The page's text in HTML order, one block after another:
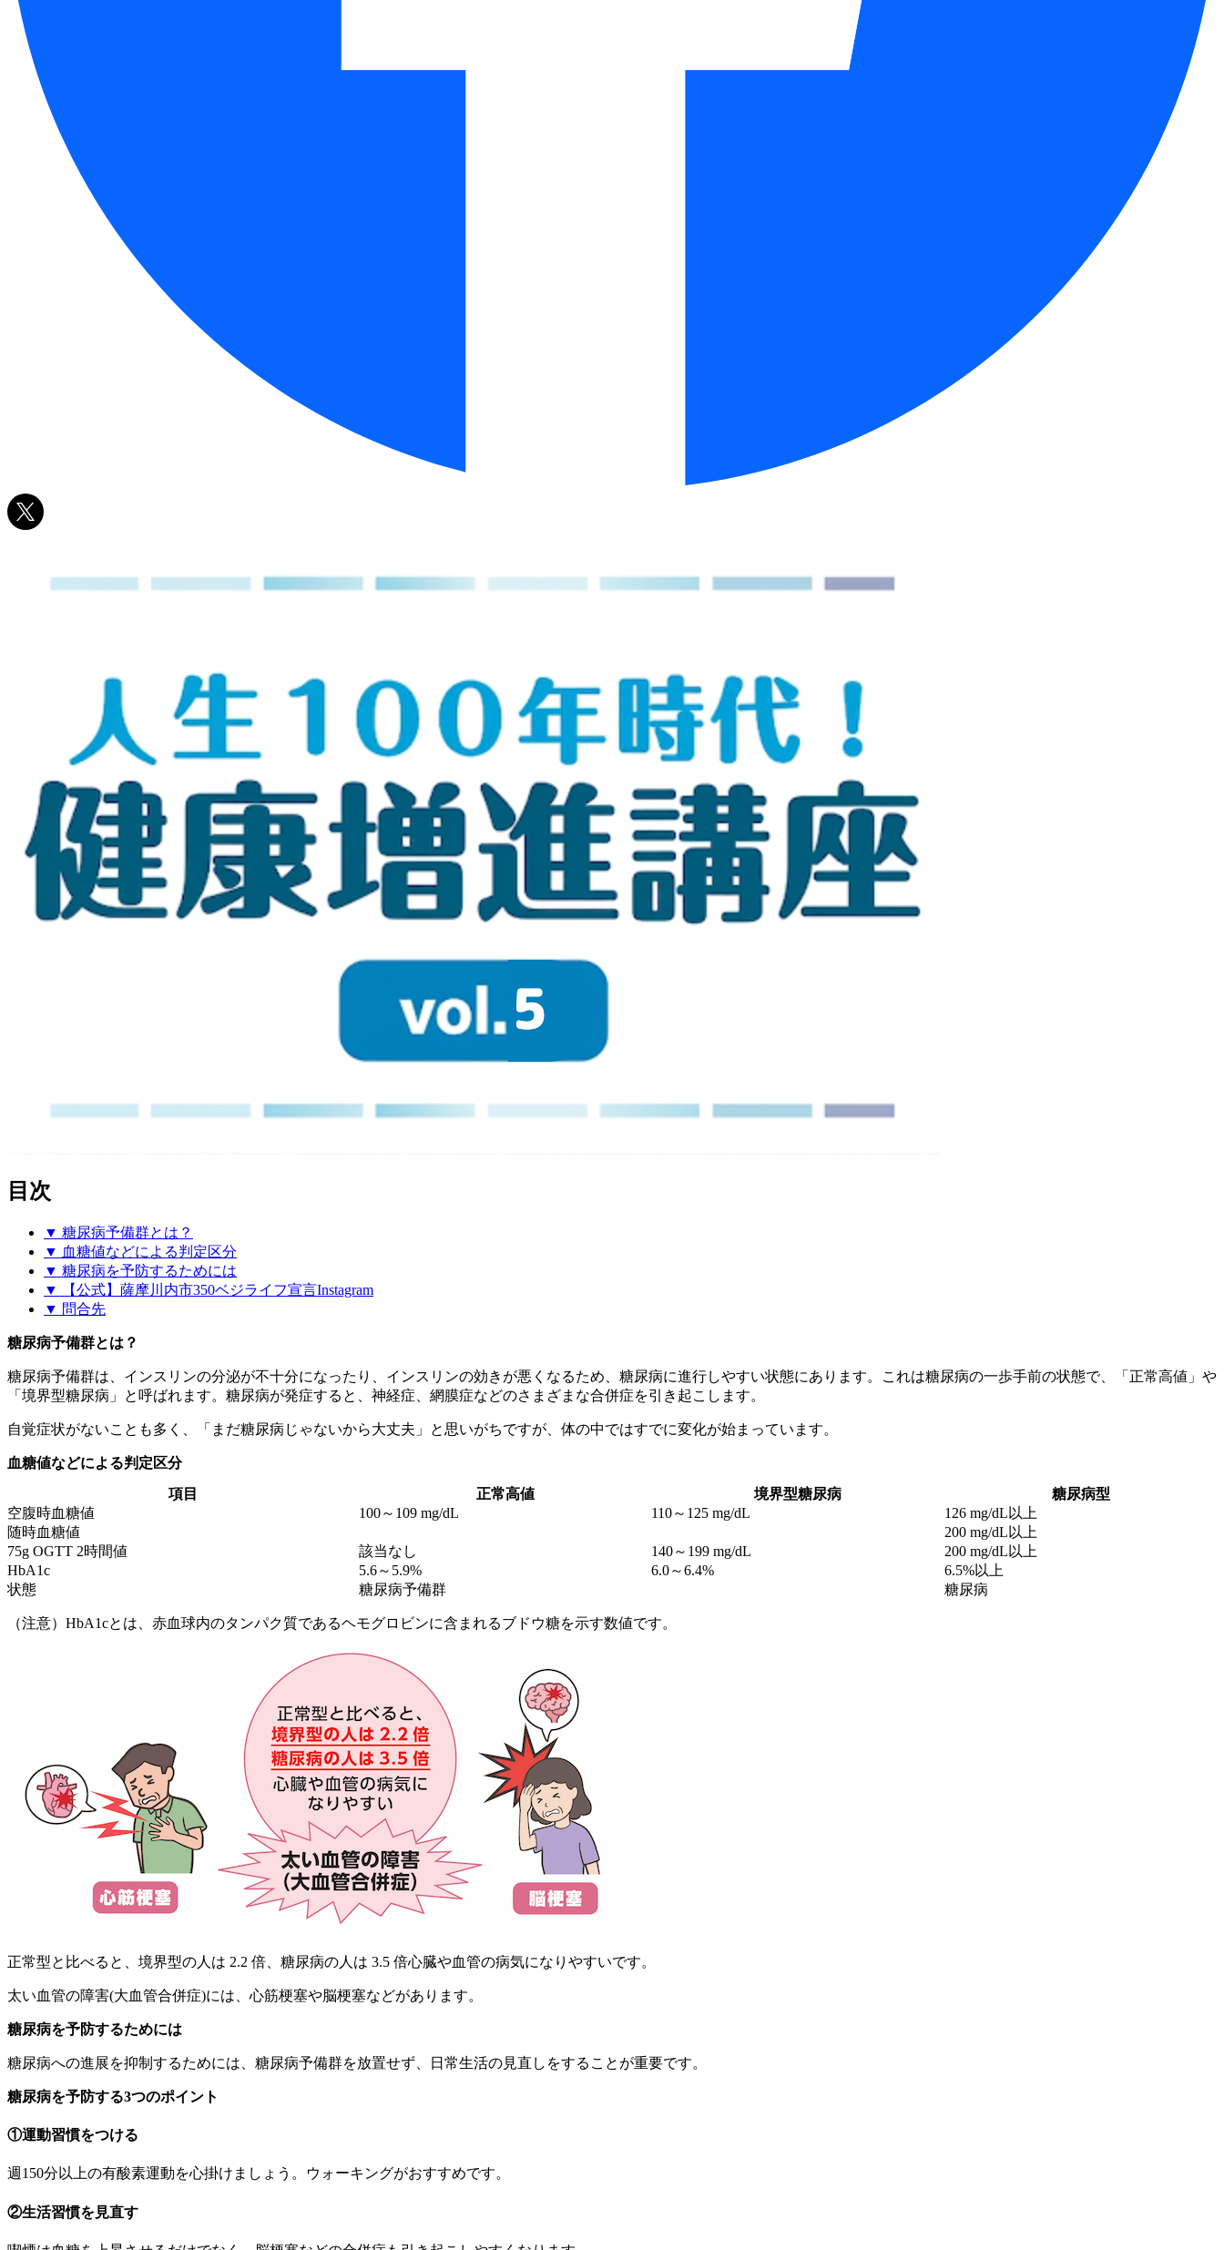
目次
▼ 糖尿病予備群とは？
▼ 血糖値などによる判定区分
▼ 糖尿病を予防するためには
▼ 【公式】薩摩川内市350ベジライフ宣言Instagram
▼ 問合先
糖尿病予備群とは？
糖尿病予備群は、インスリンの分泌が不十分になったり、インスリンの効きが悪くなるため、糖尿病に進行しやすい状態にあります。これは糖尿病の一歩手前の状態で、「正常高値」や
「境界型糖尿病」と呼ばれます。糖尿病が発症すると、神経症、網膜症などのさまざまな合併症を引き起こします。
自覚症状がないことも多く、「まだ糖尿病じゃないから大丈夫」と思いがちですが、体の中ではすでに変化が始まっています。
血糖値などによる判定区分
項目 正常高値 境界型糖尿病
糖尿病型
空腹時血糖値
100～109 mg/dL 110～125 mg/dL
126 mg/dL以上
随時血糖値
200 mg/dL以上
75g OGTT 2時間値
該当なし 140～199 mg/dL
200 mg/dL以上
HbA1c
5.6～5.9% 6.0～6.4%
6.5%以上
状態
糖尿病予備群 糖尿病
（注意）HbA1cとは、赤血球内のタンパク質であるヘモグロビンに含まれるブドウ糖を示す数値です。
正常型と比べると、境界型の人は 2.2 倍、糖尿病の人は 3.5 倍心臓や血管の病気になりやすいです。
太い血管の障害(大血管合併症)には、心筋梗塞や脳梗塞などがあります。
糖尿病を予防するためには
糖尿病への進展を抑制するためには、糖尿病予備群を放置せず、日常生活の見直しをすることが重要です。
糖尿病を予防する3つのポイント
①運動習慣をつける
週150分以上の有酸素運動を心掛けましょう。ウォーキングがおすすめです。
②生活習慣を見直す